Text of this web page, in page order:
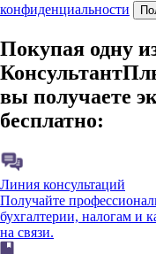
конфиденциальности
Покупая одну
вы получаете
бесплатно:
Линия консультаций
Получайте
бухгалтерии, налогам и
на связи.